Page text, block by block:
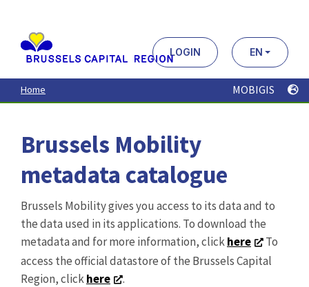
contenu
principal
LOGIN EN
Home MOBIGIS
Brussels Mobility
metadata catalogue
Brussels Mobility gives you access to its data and to
the data used in its applications. To download the
metadata and for more information, clickhere
To
access the official datastore of the Brussels Capital
Region, clickhere .